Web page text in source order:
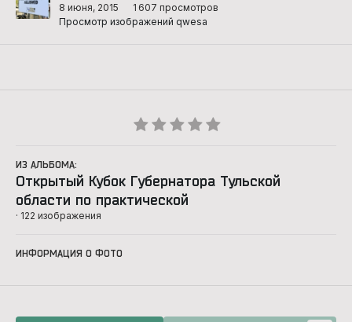
8 июня, 2015
1 607 просмотров
Просмотр изображений qwesa
ИЗ АЛЬБОМА:
Открытый Кубок Губернатора Тульской
области по практической
· 122 изображения
ИНФОРМАЦИЯ О ФОТО